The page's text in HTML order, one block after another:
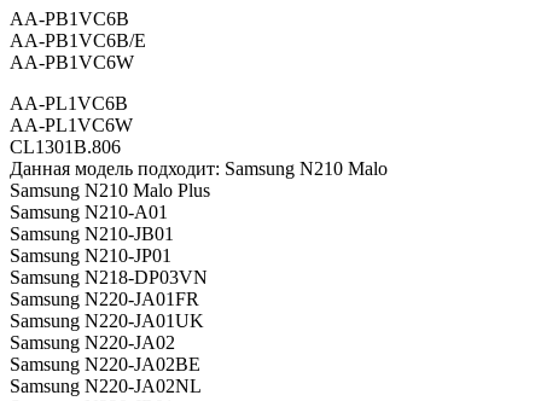
AA-PB1VC6B
AA-PB1VC6B/E
AA-PB1VC6W
AA-PL1VC6B
AA-PL1VC6W
CL1301B.806
Данная модель подходит: Samsung N210 Malo
Samsung N210 Malo Plus
Samsung N210-A01
Samsung N210-JB01
Samsung N210-JP01
Samsung N218-DP03VN
Samsung N220-JA01FR
Samsung N220-JA01UK
Samsung N220-JA02
Samsung N220-JA02BE
Samsung N220-JA02NL